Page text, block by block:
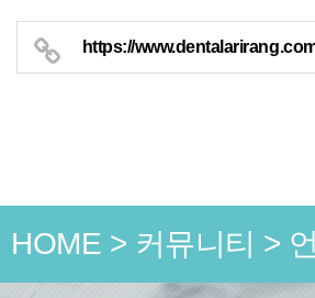
https://
HOME > 커뮤니티 >